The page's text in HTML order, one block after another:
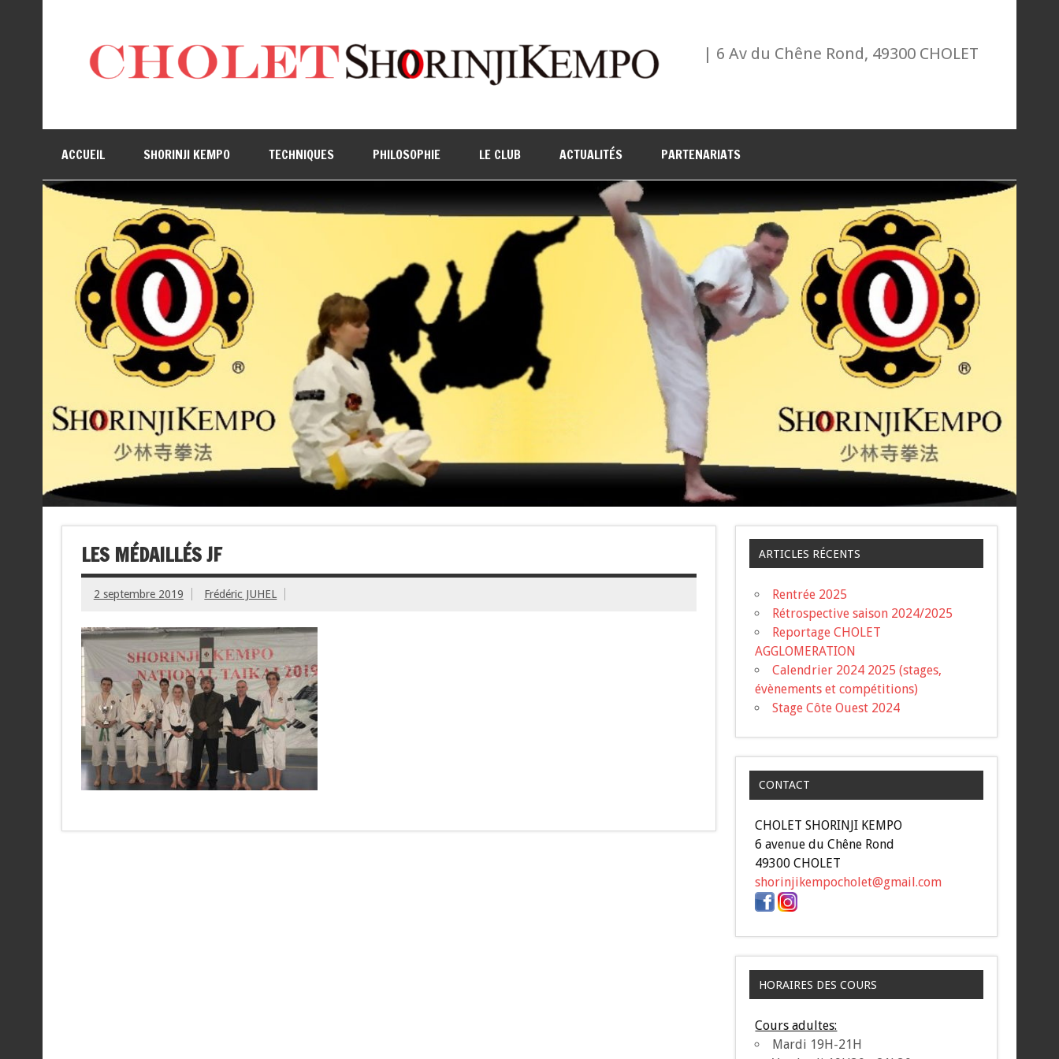
| 6 Av du Chêne Rond, 49300 CHOLET
ACCUEIL SHORINJI KEMPO TECHNIQUES PHILOSOPHIE LE CLUB ACTUALITÉS PARTENARIATS
LES MÉDAILLÉS JF
2 septembre 2019 Frédéric JUHEL
ARTICLES RÉCENTS
Rentrée 2025
Rétrospective saison 2024/2025
Reportage CHOLET
AGGLOMERATION
Calendrier 2024 2025 (stages,
évènements et compétitions)
Stage Côte Ouest 2024
CONTACT
CHOLET SHORINJI KEMPO
6 avenue du Chêne Rond
49300 CHOLET
shorinjikempocholet@gmail.com
HORAIRES DES COURS
Cours adultes:
Mardi 19H-21H